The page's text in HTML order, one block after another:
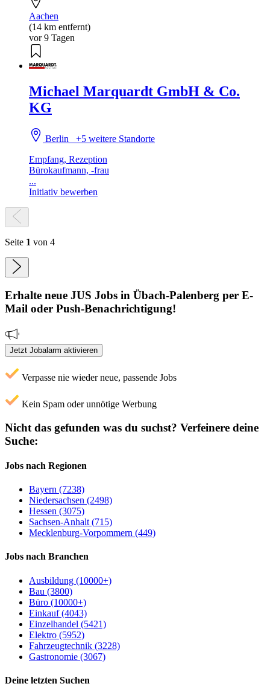
Aachen
(14 km entfernt)
vor 9 Tagen
Michael Marquardt GmbH & Co.
KG
Berlin+5 weitere Standorte
Empfang, Rezeption
Bürokaufmann, -frau
...
Initiativ bewerben
Seite 1 von 4
Erhalte neue JUS Jobs in Übach-Palenberg per E-
Mail oder Push-Benachrichtigung!
Jetzt Jobalarm aktivieren
Verpasse nie wieder neue, passende Jobs
Kein Spam oder unnötige Werbung
Nicht das gefunden was du suchst? Verfeinere deine
Suche:
Jobs nach Regionen
Bayern (7238)
Niedersachsen (2498)
Hessen (3075)
Sachsen-Anhalt (715)
Mecklenburg-Vorpommern (449)
Jobs nach Branchen
Ausbildung (10000+)
Bau (3800)
Büro (10000+)
Einkauf (4043)
Einzelhandel (5421)
Elektro (5952)
Fahrzeugtechnik (3228)
Gastronomie (3067)
Deine letzten Suchen